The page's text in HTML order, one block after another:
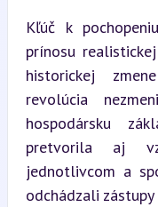
Kľúč k
prínosu
historickej
revolúcia
hospodársku
pretvorila aj
jednotlivcom a
odchádzali